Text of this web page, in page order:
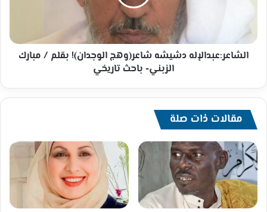
مبارك
الزبني-
باحث
تاريخي
الشاعر:عبدالإله دشيشه شاعر(وهج الوجدان)! بقلم / مبارك
الزبني- باحث تاريخي
مقالات ذات صلة